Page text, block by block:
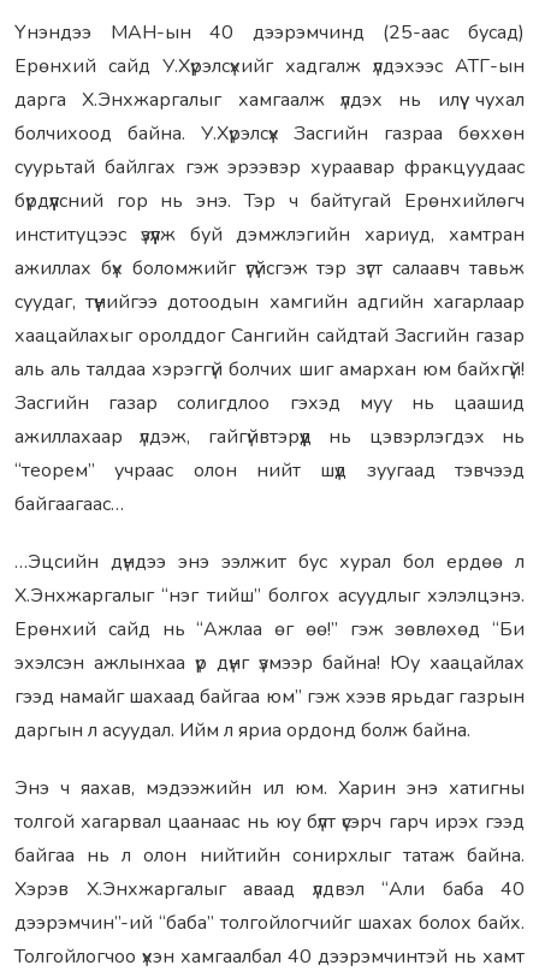
Үнэндээ МАН-ын 40 дээрэмчинд (25-аас бусад)
Ерөнхий сайд У.Хүрэлсүхийг хадгалж үлдэхээс АТГ-ын
дарга Х.Энхжаргалыг хамгаалж үлдэх нь илүү чухал
болчихоод байна. У.Хүрэлсүх Засгийн газраа бөххөн
суурьтай байлгах гэж эрээвэр хураавар фракцуудаас
бүрдүүлсний гор нь энэ. Тэр ч байтугай Ерөнхийлөгч
институцээс үзүүлж буй дэмжлэгийн хариуд, хамтран
ажиллах бүх боломжийг үгүйсгэж тэр зүгт салаавч тавьж
суудаг, түүнийгээ дотоодын хамгийн адгийн хагарлаар
хаацайлахыг оролддог Сангийн сайдтай Засгийн газар
аль аль талдаа хэрэггүй болчих шиг амархан юм байхгүй!
Засгийн газар солигдлоо гэхэд муу нь цаашид
ажиллахаар үлдэж, гайгүйвтэрүүд нь цэвэрлэгдэх нь
“теорем” учраас олон нийт шүд зуугаад тэвчээд
байгаагаас…
…Эцсийн дүндээ энэ ээлжит бус хурал бол ердөө л
Х.Энхжаргалыг “нэг тийш” болгох асуудлыг хэлэлцэнэ.
Ерөнхий сайд нь “Ажлаа өг өө!” гэж зөвлөхөд “Би
эхэлсэн ажлынхаа үр дүнг үзмээр байна! Юу хаацайлах
гээд намайг шахаад байгаа юм” гэж хээв ярьдаг газрын
даргын л асуудал. Ийм л яриа ордонд болж байна.
Энэ ч яахав, мэдээжийн ил юм. Харин энэ хатигны
толгой хагарвал цаанаас нь юу бүлт үсэрч гарч ирэх гээд
байгаа нь л олон нийтийн сонирхлыг татаж байна.
Хэрэв Х.Энхжаргалыг аваад үлдвэл “Али баба 40
дээрэмчин”-ий “баба” толгойлогчийг шахах болох байх.
Толгойлогчоо үхэн хамгаалбал 40 дээрэмчинтэй нь хамт